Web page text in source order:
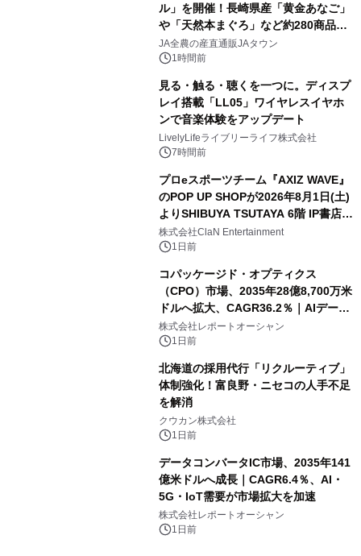
ル」を開催！長崎県産「黄金あなご」
や「天然本まぐろ」など約280商品を
販売！～毎月１０日の定例企画～
JA全農の産直通販JAタウン
1時間前
見る・触る・聴くを一つに。ディスプ
レイ搭載「LL05」ワイヤレスイヤホ
ンで音楽体験をアップデート
LivelyLifeライブリーライフ株式会社
7時間前
プロeスポーツチーム『AXIZ WAVE』
のPOP UP SHOPが2026年8月1日(土)
よりSHIBUYA TSUTAYA 6階 IP書店で
開催決定！！
株式会社ClaN Entertainment
1日前
コパッケージド・オプティクス
（CPO）市場、2035年28億8,700万米
ドルへ拡大、CAGR36.2％｜AIデータ
センター・高速光通信需要が成長を加
速
株式会社レポートオーシャン
1日前
北海道の採用代行「リクルーティブ」
体制強化！富良野・ニセコの人手不足
を解消
クウカン株式会社
1日前
データコンバータIC市場、2035年141
億米ドルへ成長｜CAGR6.4％、AI・
5G・IoT需要が市場拡大を加速
株式会社レポートオーシャン
1日前